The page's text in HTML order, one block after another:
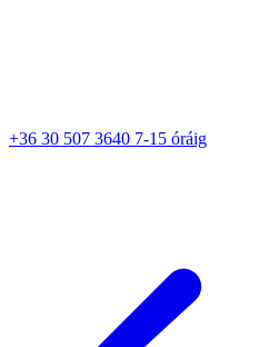
+36 30 507 3640 7-15 óráig